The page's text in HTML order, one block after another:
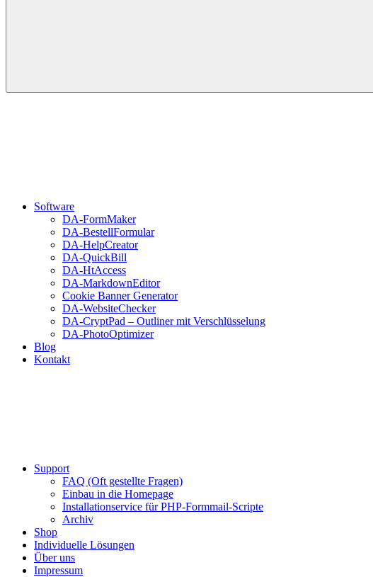
Software
DA-FormMaker
DA-BestellFormular
DA-HelpCreator
DA-QuickBill
DA-HtAccess
DA-MarkdownEditor
Cookie Banner Generator
DA-WebsiteChecker
DA-CryptPad – Outliner mit Verschlüsselung
DA-PhotoOptimizer
Blog
Kontakt
Support
FAQ (Oft gestellte Fragen)
Einbau in die Homepage
Installationservice für PHP-Formmail-Scripte
Archiv
Shop
Individuelle Lösungen
Über uns
Impressum